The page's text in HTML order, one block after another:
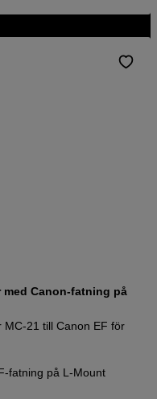
Canon-fatning på
MC-21 till Canon EF för
fatning på L-Mount